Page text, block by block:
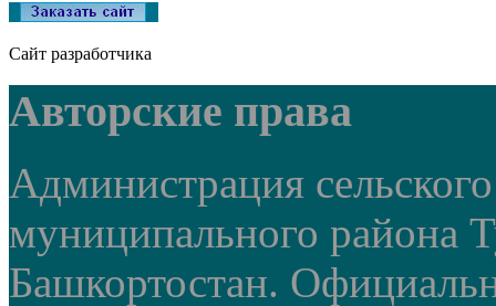
Сайт разработчика
Авторские права
Администрация
муниципального района
Башкортостан.